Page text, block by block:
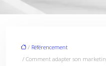
/ Référencement
/ Comment adapter son